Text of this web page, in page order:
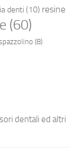
denti (10) resine
(60)
(8)
dentali ed altri